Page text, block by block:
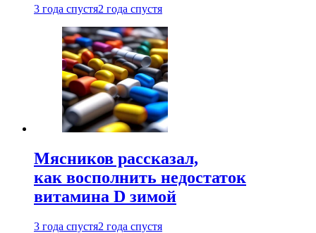
3 года спустя2 года спустя
Мясников рассказал,
как восполнить недостаток
витамина D зимой
3 года спустя2 года спустя